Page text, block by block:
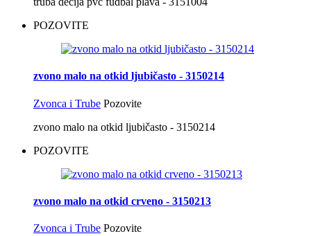
POZOVITE
zvono malo na otkid ljubičasto - 3150214
Zvonca i Trube Pozovite
zvono malo na otkid ljubičasto - 3150214
POZOVITE
zvono malo na otkid crveno - 3150213
Zvonca i Trube Pozovite